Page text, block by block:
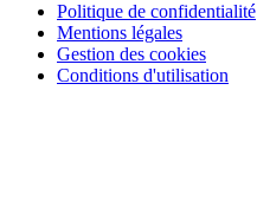
Politique de confidentialité
Mentions légales
Gestion des cookies
Conditions d'utilisation